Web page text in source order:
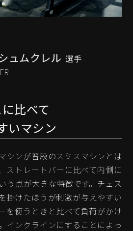
ュムクレル 選手
比べて
いマシン
シンが普段のスミスマシンとは
ストレートバーに比べて内側に
う点が大きな特徴です。チェス
掛けたほうが刺激が与えやすい
を使うときと比べて負荷がかけ
インクラインにすることによっ